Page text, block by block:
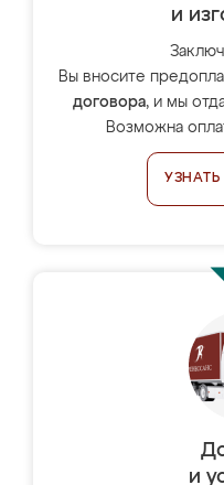
и
Вы вносите
договора, и мы
Возможна
и